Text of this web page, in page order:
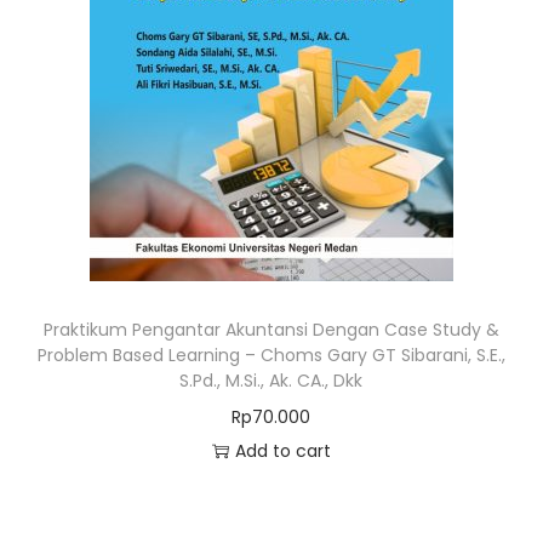
Praktikum Pengantar Akuntansi Dengan Case Study &
Problem Based Learning – Choms Gary GT Sibarani, S.E.,
S.Pd., M.Si., Ak. CA., Dkk
Rp70.000
Add to cart